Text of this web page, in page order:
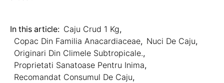
In this article: Caju Crud 1 Kg,
Copac Din Familia Anacardiaceae, Nuci De Caju,
Originari Din Climele Subtropicale.,
Proprietati Sanatoase Pentru Inima,
Recomandat Consumul De Caju,